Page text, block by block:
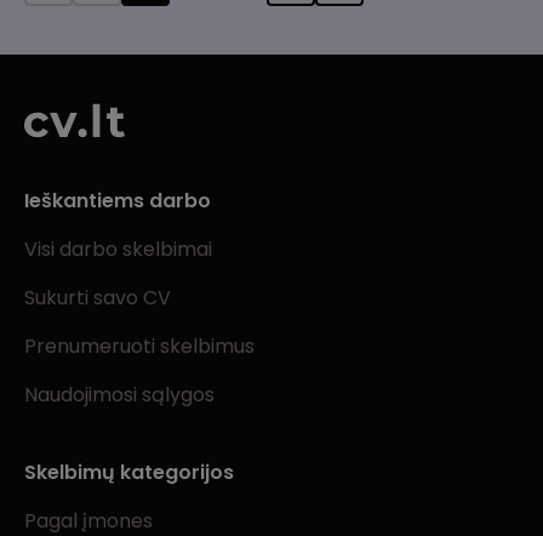
Ieškantiems darbo
Visi darbo skelbimai
Sukurti savo CV
Prenumeruoti skelbimus
Naudojimosi sąlygos
Skelbimų kategorijos
Pagal įmones